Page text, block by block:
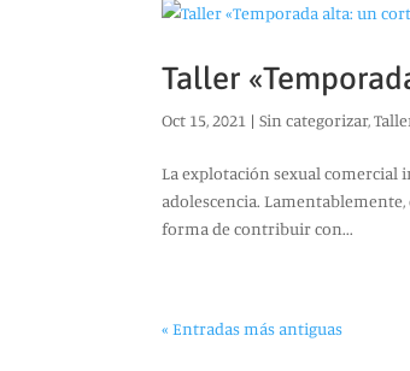
Taller
Oct 15, 2021 |Sin categorizar,
La explotación sexual comercial
adolescencia.
forma de contribuir con...
« Entradas más antiguas